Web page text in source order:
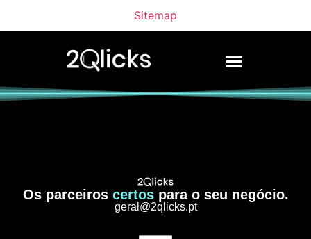
Sitemap
Os parceiros certospara o seu negócio.
geral@2qlicks.pt